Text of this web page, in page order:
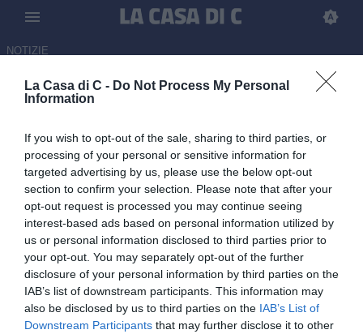
La Casa di C - Do Not Process My Personal
Information
If you wish to opt-out of the sale, sharing to third parties, or
processing of your personal or sensitive information for
targeted advertising by us, please use the below opt-out
section to confirm your selection. Please note that after your
opt-out request is processed you may continue seeing
interest-based ads based on personal information utilized by
us or personal information disclosed to third parties prior to
your opt-out. You may separately opt-out of the further
disclosure of your personal information by third parties on the
IAB’s list of downstream participants. This information may
also be disclosed by us to third parties on the IAB’s List of
Downstream Participants that may further disclose it to other
NOTIZIE
Calciomercato Serie C, tutte le
06.06.2026 21:00 diMattia Cordì
Tutte le ultime trattative e ufficialità di calciomercato di Serie C:
resta aggiornato sugli ultimi movimenti di tutti e tre i gironi e non
solo